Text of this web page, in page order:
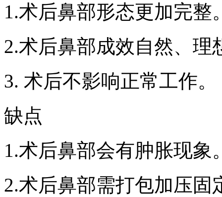
1.术后鼻部形态更加完整
2.术后鼻部成效自然、理
3. 术后不影响正常工作。
缺点
1.术后鼻部会有肿胀现象
2.术后鼻部需打包加压固